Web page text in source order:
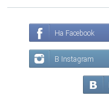
На Facebook
В Instagram